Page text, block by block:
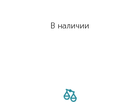
В наличии